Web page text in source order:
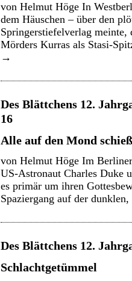
von Helmut Höge In
dem Häuschen – über den
Springerstiefelverlag meinte,
Mörders Kurras als Stasi-
→
Des Blättchens 12.
16
Alle auf den Mond
von Helmut Höge Im
US-Astronaut Charles Duke
es primär um ihren
Spaziergang auf der
Des Blättchens 12.
Schlachtgetümmel